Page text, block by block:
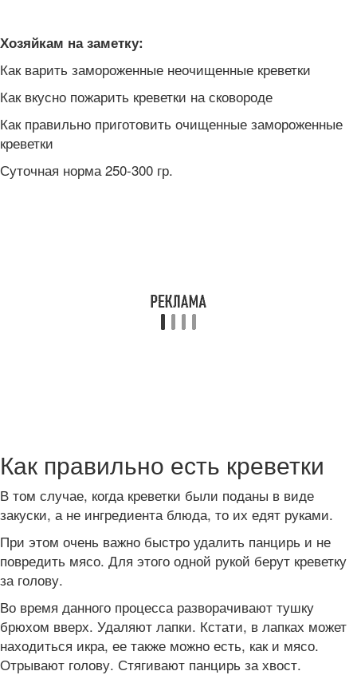
Хозяйкам на заметку:
Как варить замороженные неочищенные креветки
Как вкусно пожарить креветки на сковороде
Как правильно приготовить очищенные замороженные
креветки
Суточная норма 250-300 гр.
Как правильно есть креветки
В том случае, когда креветки были поданы в виде
закуски, а не ингредиента блюда, то их едят руками.
При этом очень важно быстро удалить панцирь и не
повредить мясо. Для этого одной рукой берут креветку
за голову.
Во время данного процесса разворачивают тушку
брюхом вверх. Удаляют лапки. Кстати, в лапках может
находиться икра, ее также можно есть, как и мясо.
Отрывают голову. Стягивают панцирь за хвост.